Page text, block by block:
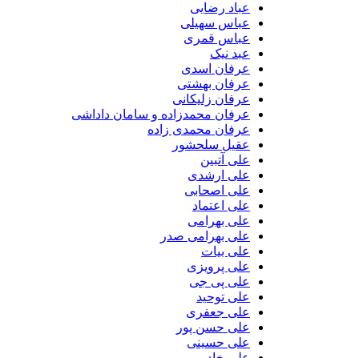
عباد رضایی
عباس سهیلی
عباس قمری
عبد نیک
عرفان اسدی
عرفان بهشتی
عرفان زلیکانی
عرفان محمدزاده و سامان داداشی
عرفان محمدی زاده
عقیل سلحشور
علی آتبین
علی ارشدی
علی اصحابی
علی اعتماد
علی بهرامی
علی بهرامی صدر
علی بیات
علی پرویزی
علی پی جی
علی توحید
علی جعفری
علی حسن پور
علی حسینی